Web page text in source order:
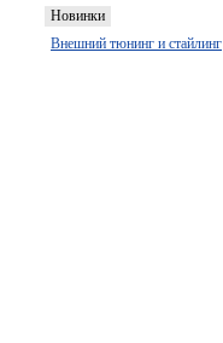
Новинки
Внешний тюнинг и стайлинг